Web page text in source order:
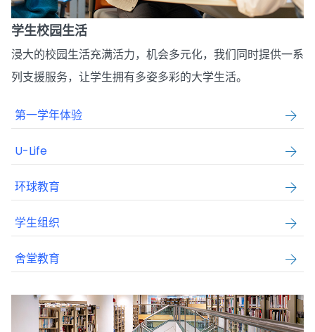
学生校园生活
浸大的校园生活充满活力，机会多元化，我们同时提供一系
列支援服务，让学生拥有多姿多彩的大学生活。
第一学年体验
U-Life
环球教育
学生组织
舍堂教育